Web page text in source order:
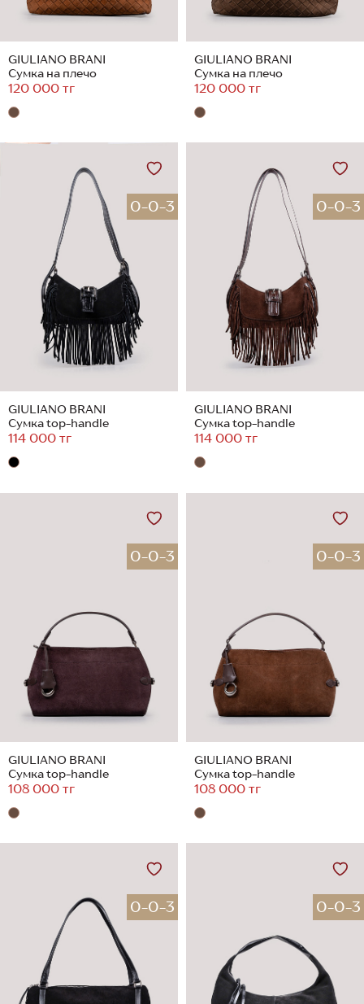
GIULIANO BRANI
Сумка на плечо
120 000 тг
GIULIANO BRANI
Сумка на плечо
120 000 тг
0-0-3
GIULIANO BRANI
Сумка top-handle
114 000 тг
0-0-3
GIULIANO BRANI
Сумка top-handle
114 000 тг
0-0-3
GIULIANO BRANI
Сумка top-handle
108 000 тг
0-0-3
GIULIANO BRANI
Сумка top-handle
108 000 тг
0-0-3 0-0-3